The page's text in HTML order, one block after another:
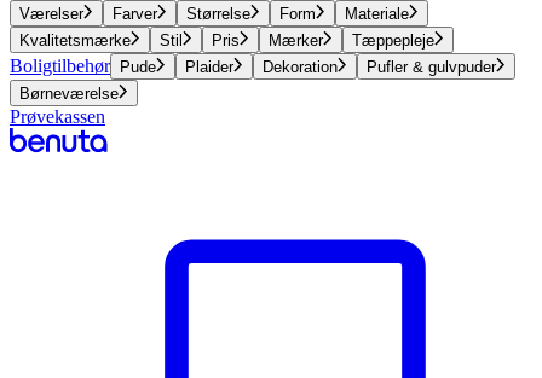
Værelser Farver Størrelse Form
Materiale
Kvalitetsmærke
Stil Pris Mærker Tæppepleje
Boligtilbehør Pude Plaider Dekoration
Pufler & gulvpuder
Børneværelse
Prøvekassen